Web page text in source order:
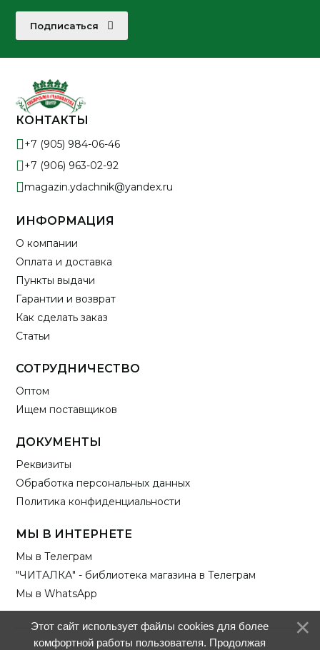
Подписаться
КОНТАКТЫ
+7 (905) 984-06-46
+7 (906) 963-02-92
magazin.ydachnik@yandex.ru
ИНФОРМАЦИЯ
О компании
Оплата и доставка
Пункты выдачи
Гарантии и возврат
Как сделать заказ
Статьи
СОТРУДНИЧЕСТВО
Оптом
Ищем поставщиков
ДОКУМЕНТЫ
Реквизиты
Обработка персональных данных
Политика конфиденциальности
МЫ В ИНТЕРНЕТЕ
Мы в Телеграм
"ЧИТАЛКА" - библиотека магазина в Телеграм
Мы в WhatsApp
Этот сайт использует файлы cookies для более
комфортной работы пользователя. Продолжая